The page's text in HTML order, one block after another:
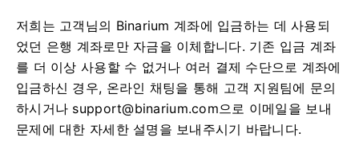
저희는 고객님의 Binarium 계좌에 입금하는 데 사용되
었던 은행 계좌로만 자금을 이체합니다. 기존 입금 계좌
를 더 이상 사용할 수 없거나 여러 결제 수단으로 계좌에
입금하신 경우, 온라인 채팅을 통해 고객 지원팀에 문의
하시거나 support@binarium.com으로 이메일을 보내
문제에 대한 자세한 설명을 보내주시기 바랍니다.